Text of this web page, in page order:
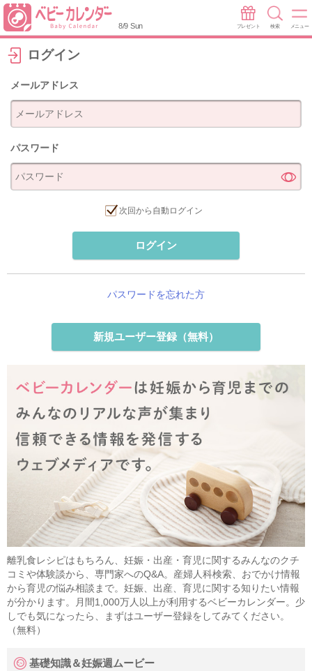
8/9 Sun プレゼント 検索 メニュー
ログイン
メールアドレス
パスワード
次回から自動ログイン
ログイン
パスワードを忘れた方
新規ユーザー登録（無料）
離乳食レシピはもちろん、妊娠・出産・育児に関するみんなのクチ
コミや体験談から、専門家へのQ&A。産婦人科検索、おでかけ情報
から育児の悩み相談まで。妊娠、出産、育児に関する知りたい情報
が分かります。月間1,000万人以上が利用するベビーカレンダー。少
しでも気になったら、まずはユーザー登録をしてみてください。
（無料）
基礎知識＆妊娠週ムービー